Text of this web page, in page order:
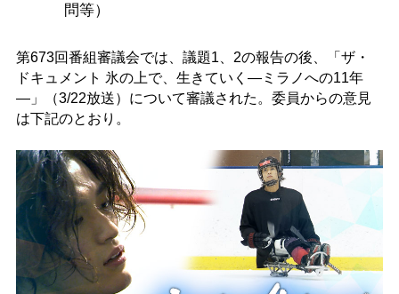
問等）
第673回番組審議会では、議題1、2の報告の後、「ザ・
ドキュメント 氷の上で、生きていく—ミラノへの11年
—」（3/22放送）について審議された。委員からの意見
は下記のとおり。